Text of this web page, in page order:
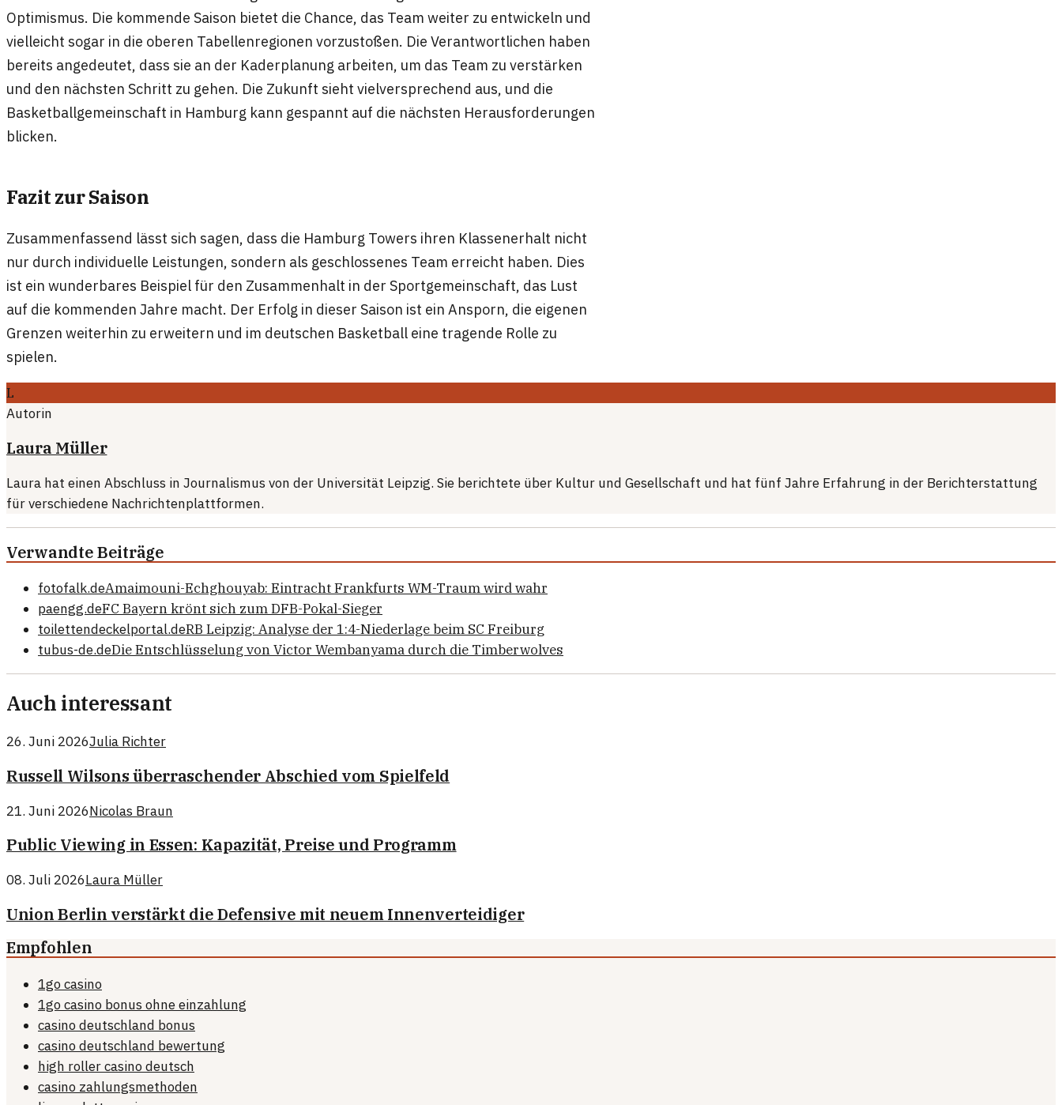
Optimismus. Die kommende Saison bietet die Chance, das Team weiter zu entwickeln und
vielleicht sogar in die oberen Tabellenregionen vorzustoßen. Die Verantwortlichen haben
bereits angedeutet, dass sie an der Kaderplanung arbeiten, um das Team zu verstärken
und den nächsten Schritt zu gehen. Die Zukunft sieht vielversprechend aus, und die
Basketballgemeinschaft in Hamburg kann gespannt auf die nächsten Herausforderungen
blicken.
Fazit zur Saison
Zusammenfassend lässt sich sagen, dass die Hamburg Towers ihren Klassenerhalt nicht
nur durch individuelle Leistungen, sondern als geschlossenes Team erreicht haben. Dies
ist ein wunderbares Beispiel für den Zusammenhalt in der Sportgemeinschaft, das Lust
auf die kommenden Jahre macht. Der Erfolg in dieser Saison ist ein Ansporn, die eigenen
Grenzen weiterhin zu erweitern und im deutschen Basketball eine tragende Rolle zu
spielen.
L
Autorin
Laura Müller
Laura hat einen Abschluss in Journalismus von der Universität Leipzig. Sie berichtete über Kultur und Gesellschaft und hat fünf Jahre Erfahrung in der Berichterstattung
für verschiedene Nachrichtenplattformen.
Verwandte Beiträge
fotofalk.deAmaimouni-Echghouyab: Eintracht Frankfurts WM-Traum wird wahr
paengg.deFC Bayern krönt sich zum DFB-Pokal-Sieger
toilettendeckelportal.deRB Leipzig: Analyse der 1:4-Niederlage beim SC Freiburg
tubus-de.deDie Entschlüsselung von Victor Wembanyama durch die Timberwolves
Auch interessant
26. Juni 2026Julia Richter
Russell Wilsons überraschender Abschied vom Spielfeld
21. Juni 2026Nicolas Braun
Public Viewing in Essen: Kapazität, Preise und Programm
08. Juli 2026Laura Müller
Union Berlin verstärkt die Defensive mit neuem Innenverteidiger
Empfohlen
1go casino
1go casino bonus ohne einzahlung
casino deutschland bonus
casino deutschland bewertung
high roller casino deutsch
casino zahlungsmethoden